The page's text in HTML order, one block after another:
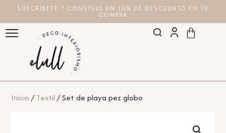
SUSCRÍBETE Y CONSIGUE UN 10% DE DESCUENTO EN TU
COMPRA
Inicio/Textil/ Set de playa pez globo